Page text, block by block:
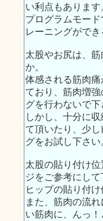
い利点もあります
プログラムモー
レーニングがで
太股やお尻は、
か。
体感される筋肉
ており、筋肉増
グを行わないで下
しかし、十分に
て頂いたり、少
グをお試し下さい
太股の貼り付け
ジをご参考にして
ヒップの貼り付
また、筋肉の流
い筋肉に、んっ